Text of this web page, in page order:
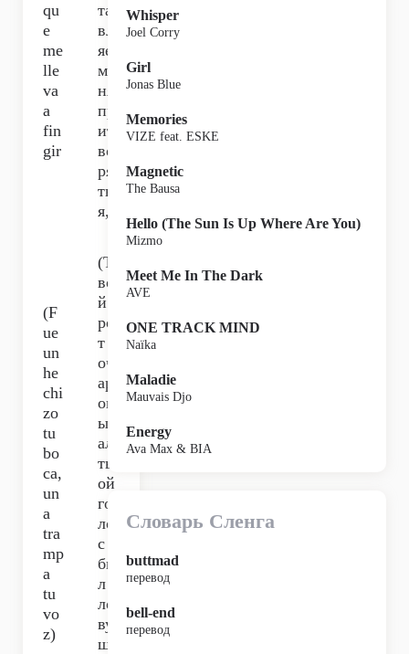
qu
e
me
lle
va
a
fin
gir
та
вл
яет
ме
ня
пр
ит
во
ря
тьс
я,
(F
ue
un
he
chi
zo
tu
bo
ca,
un
a
tra
mp
a
tu
vo
z)
(Т
во
й
ро
т
оч
ар
ов
ыв
ал,
тв
ой
го
ло
с
бы
л
ло
ву
шк
Whisper
Joel Corry
Girl
Jonas Blue
Memories
VIZE feat. ESKE
Magnetic
The Bausa
Hello (The Sun Is Up Where Are You)
Mizmo
Meet Me In The Dark
AVE
ONE TRACK MIND
Naïka
Maladie
Mauvais Djo
Energy
Ava Max & BIA
Словарь Сленга
buttmad
перевод
bell-end
перевод